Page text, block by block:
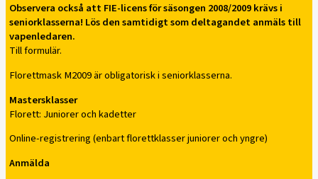
Observera också att FIE-licens för säsongen 2008/2009 krävs i
seniorklasserna! Lös den samtidigt som deltagandet anmäls till
vapenledaren.
Till formulär.
Florettmask M2009 är obligatorisk i seniorklasserna.
Mastersklasser
Florett: Juniorer och kadetter
Online-registrering (enbart florettklasser juniorer och yngre)
Anmälda